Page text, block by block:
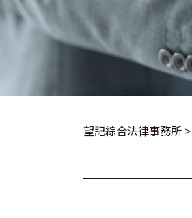
望記綜合法律事務所 >